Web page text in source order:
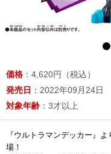
価格 ：4,620円（税込）
発売日 ：2022年09月24日
対象年齢 ：3才以上
『ウルトラマンデッカー』
場！